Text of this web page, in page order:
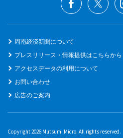
周南経済新聞について
プレスリリース・情報提供はこちらから
アクセスデータの利用について
お問い合わせ
広告のご案内
Copyright 2026 Mutsumi Micro. All rights reserved.